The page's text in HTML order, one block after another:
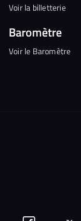
Voir la billetterie
Baromètre
Voir le Baromètre